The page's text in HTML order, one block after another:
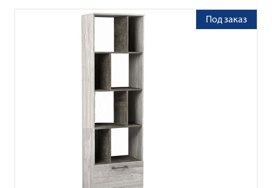
Под заказ